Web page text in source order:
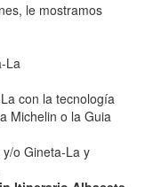
le mostramos
La
con la tecnología
Michelin o la Guia
o Gineta-La y